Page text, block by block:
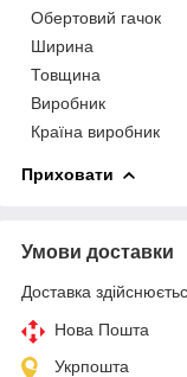
Обертовий гачок
Ширина
Товщина
Виробник
Країна виробник
Приховати
Умови доставки
Доставка
Нова Пошта
Укрпошта